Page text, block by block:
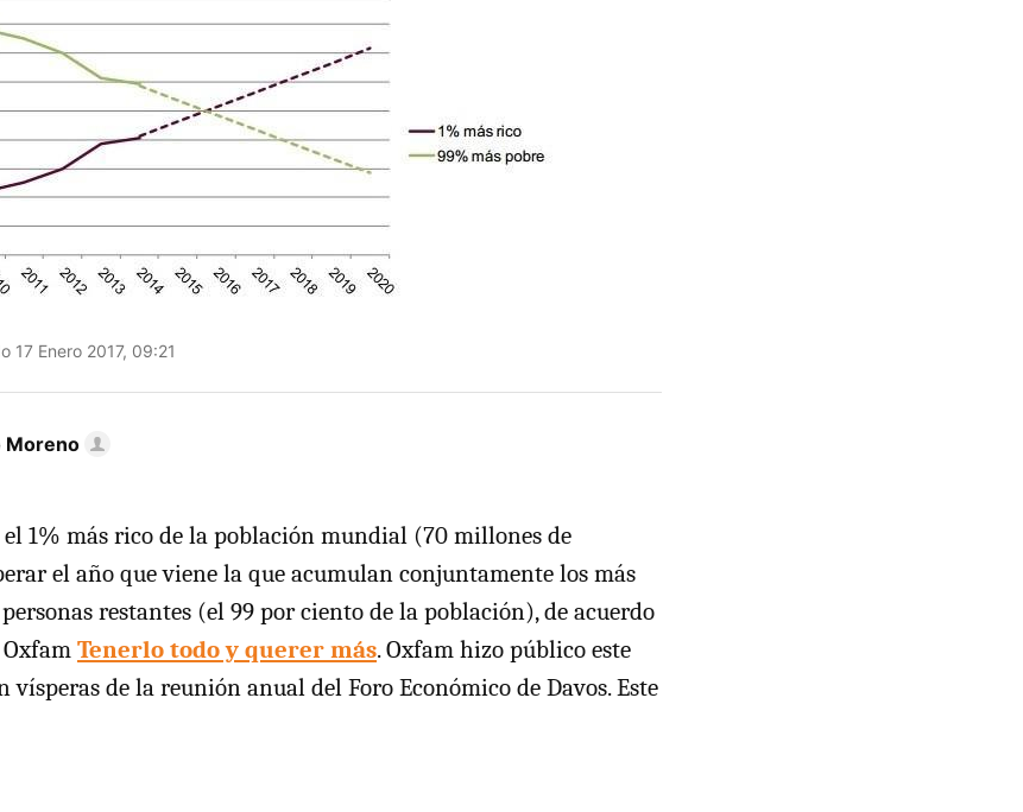
17 Enero 2017, 09:21
Moreno
el 1% más rico de la población mundial (70 millones de
el año que viene la que acumulan conjuntamente los más
restantes (el 99 por ciento de la población), de acuerdo
Tenerlo todo y querer más. Oxfam hizo público este
vísperas de la reunión anual del Foro Económico de Davos. Este